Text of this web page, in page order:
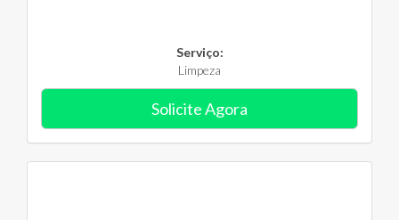
Serviço:
Limpeza
Solicite Agora